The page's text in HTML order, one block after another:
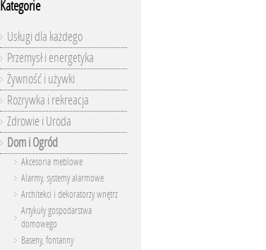
Kategorie
Usługi dla każdego
Przemysł i energetyka
Żywność i używki
Rozrywka i rekreacja
Zdrowie i Uroda
Dom i Ogród
Akcesoria meblowe
Alarmy, systemy alarmowe
Architekci i dekoratorzy wnętrz
Artykuły gospodarstwa
domowego
Baseny, fontanny